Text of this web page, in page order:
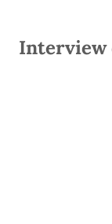
Interview